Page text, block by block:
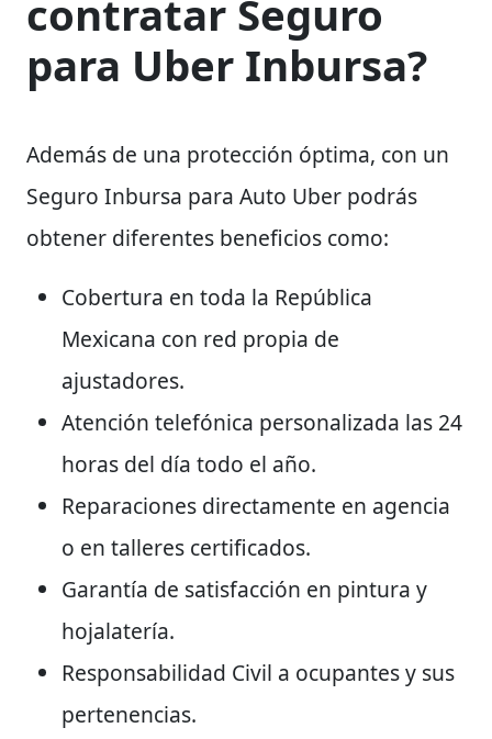
contratar Seguro
para Uber Inbursa?
Además de una protección óptima, con un
Seguro Inbursa para Auto Uber podrás
obtener diferentes beneficios como:
Cobertura en toda la República
Mexicana con red propia de
ajustadores.
Atención telefónica personalizada las 24
horas del día todo el año.
Reparaciones directamente en agencia
o en talleres certificados.
Garantía de satisfacción en pintura y
hojalatería.
Responsabilidad Civil a ocupantes y sus
pertenencias.